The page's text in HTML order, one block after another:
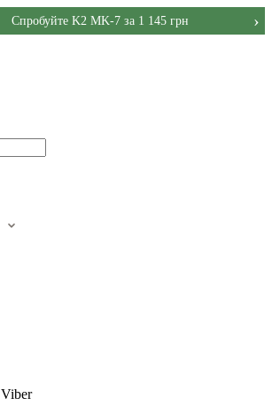
Спробуйте K2 MK-7 за 1 145 грн ›
Viber